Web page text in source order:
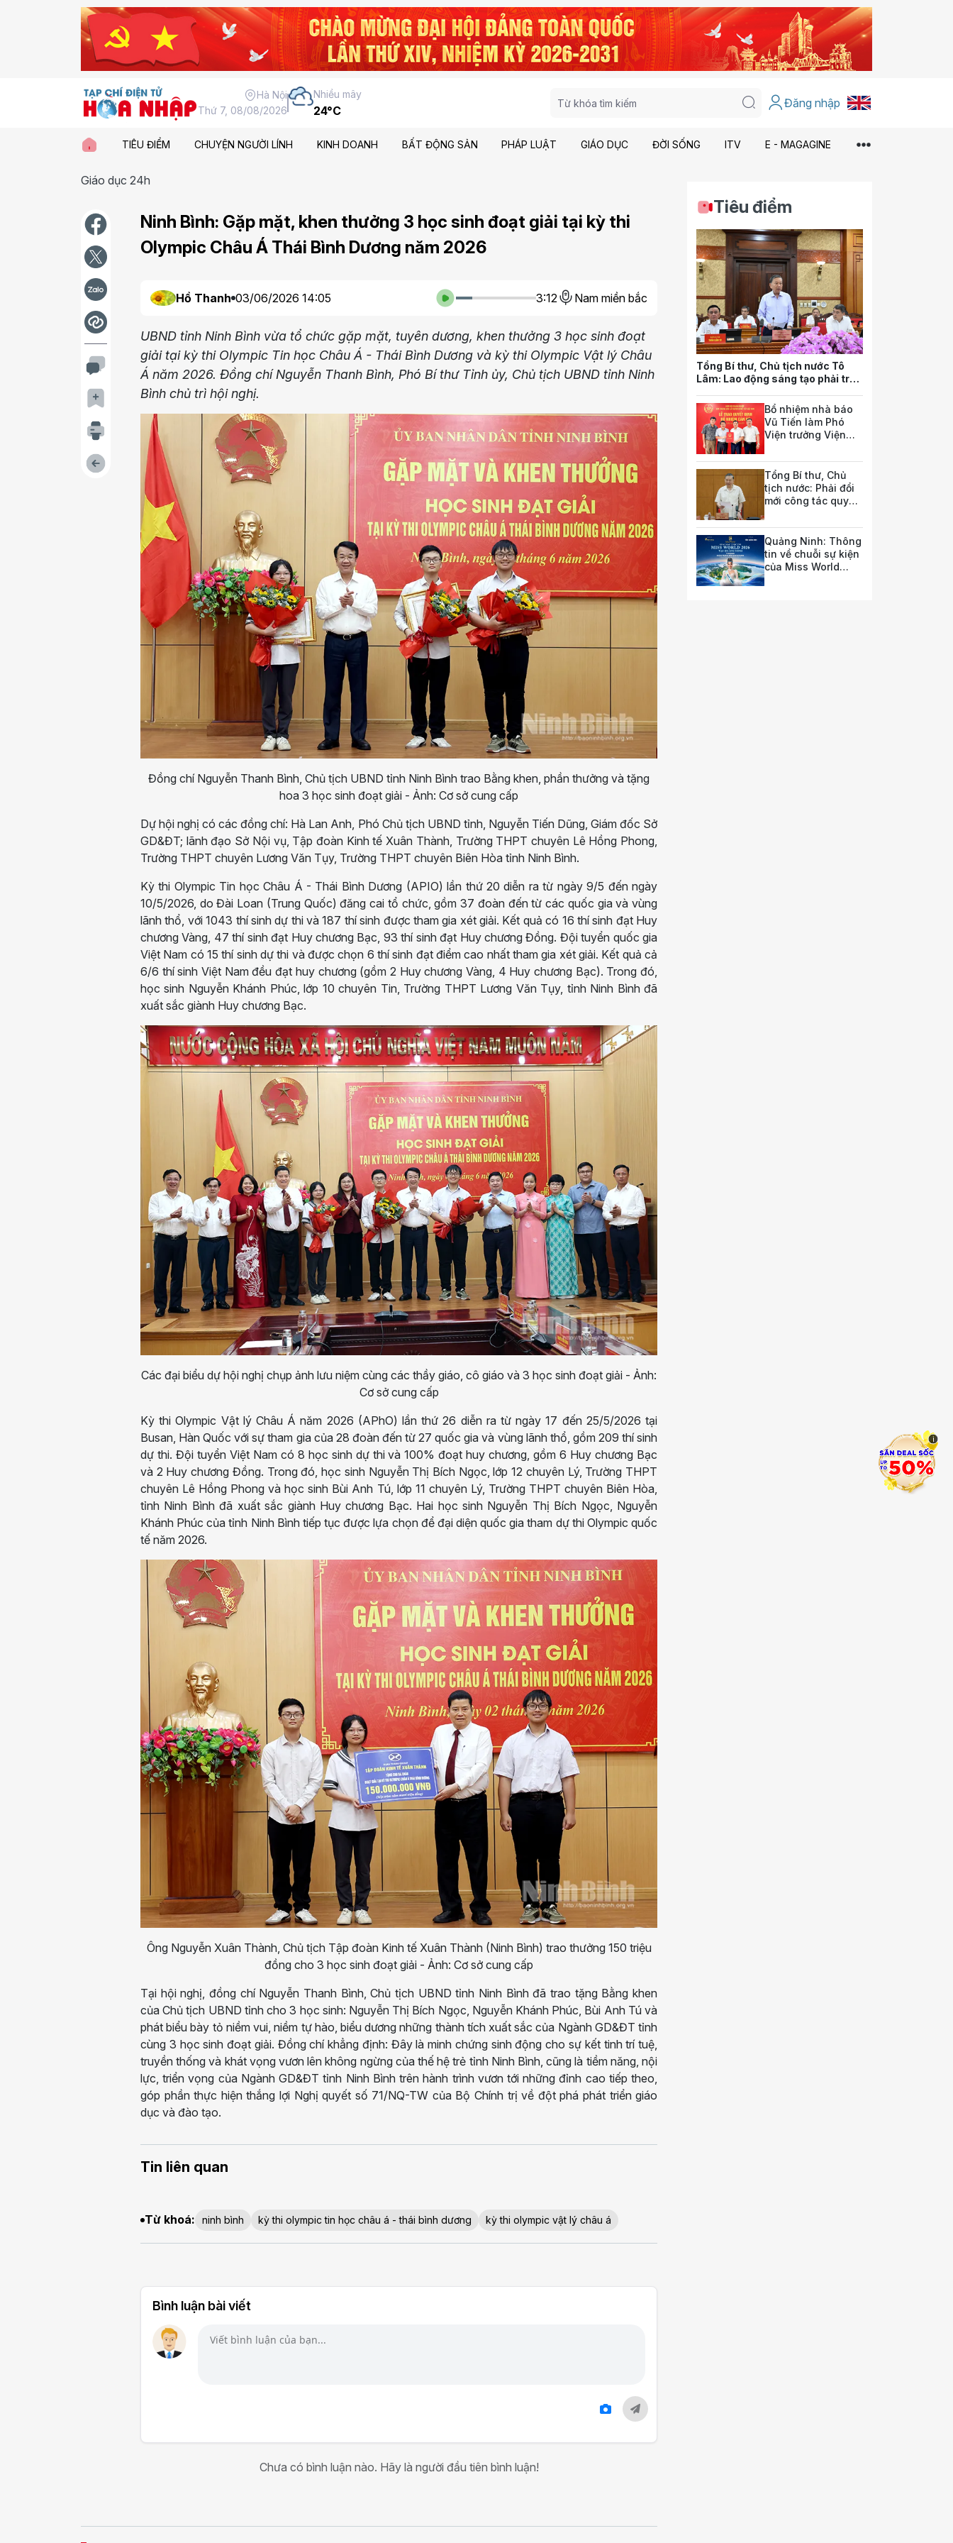
Hà Nội
Thứ 7, 08/08/2026
Nhiều mây
24°C
Đăng nhập
TIÊU ĐIỂM CHUYỆN NGƯỜI LÍNH KINH DOANH BẤT ĐỘNG SẢN PHÁP LUẬT GIÁO DỤC ĐỜI SỐNG ITV E - MAGAGINE
Giáo dục 24h
Ninh Bình: Gặp mặt, khen thưởng 3 học sinh đoạt giải tại kỳ thi
Olympic Châu Á Thái Bình Dương năm 2026
Hồ Thanh 03/06/2026 14:05 3:12 Nam miền bắc
UBND tỉnh Ninh Bình vừa tổ chức gặp mặt, tuyên dương, khen thưởng 3 học sinh đoạt
giải tại kỳ thi Olympic Tin học Châu Á - Thái Bình Dương và kỳ thi Olympic Vật lý Châu
Á năm 2026. Đồng chí Nguyễn Thanh Bình, Phó Bí thư Tỉnh ủy, Chủ tịch UBND tỉnh Ninh
Bình chủ trì hội nghị.
Đồng chí Nguyễn Thanh Bình, Chủ tịch UBND tỉnh Ninh Bình trao Bằng khen, phần thưởng và tặng
hoa 3 học sinh đoạt giải - Ảnh: Cơ sở cung cấp
Dự hội nghị có các đồng chí: Hà Lan Anh, Phó Chủ tịch UBND tỉnh, Nguyễn Tiến Dũng, Giám đốc Sở
GD&ĐT; lãnh đạo Sở Nội vụ, Tập đoàn Kinh tế Xuân Thành, Trường THPT chuyên Lê Hồng Phong,
Trường THPT chuyên Lương Văn Tụy, Trường THPT chuyên Biên Hòa tỉnh Ninh Bình.
Kỳ thi Olympic Tin học Châu Á - Thái Bình Dương (APIO) lần thứ 20 diễn ra từ ngày 9/5 đến ngày
10/5/2026, do Đài Loan (Trung Quốc) đăng cai tổ chức, gồm 37 đoàn đến từ các quốc gia và vùng
lãnh thổ, với 1043 thí sinh dự thi và 187 thí sinh được tham gia xét giải. Kết quả có 16 thí sinh đạt Huy
chương Vàng, 47 thí sinh đạt Huy chương Bạc, 93 thí sinh đạt Huy chương Đồng. Đội tuyển quốc gia
Việt Nam có 15 thí sinh dự thi và được chọn 6 thí sinh đạt điểm cao nhất tham gia xét giải. Kết quả cả
6/6 thí sinh Việt Nam đều đạt huy chương (gồm 2 Huy chương Vàng, 4 Huy chương Bạc). Trong đó,
học sinh Nguyễn Khánh Phúc, lớp 10 chuyên Tin, Trường THPT Lương Văn Tụy, tỉnh Ninh Bình đã
xuất sắc giành Huy chương Bạc.
Các đại biểu dự hội nghị chụp ảnh lưu niệm cùng các thầy giáo, cô giáo và 3 học sinh đoạt giải - Ảnh:
Cơ sở cung cấp
Kỳ thi Olympic Vật lý Châu Á năm 2026 (APhO) lần thứ 26 diễn ra từ ngày 17 đến 25/5/2026 tại
Busan, Hàn Quốc với sự tham gia của 28 đoàn đến từ 27 quốc gia và vùng lãnh thổ, gồm 209 thí sinh
dự thi. Đội tuyển Việt Nam có 8 học sinh dự thi và 100% đoạt huy chương, gồm 6 Huy chương Bạc
và 2 Huy chương Đồng. Trong đó, học sinh Nguyễn Thị Bích Ngọc, lớp 12 chuyên Lý, Trường THPT
chuyên Lê Hồng Phong và học sinh Bùi Anh Tú, lớp 11 chuyên Lý, Trường THPT chuyên Biên Hòa,
tỉnh Ninh Bình đã xuất sắc giành Huy chương Bạc. Hai học sinh Nguyễn Thị Bích Ngọc, Nguyễn
Khánh Phúc của tỉnh Ninh Bình tiếp tục được lựa chọn để đại diện quốc gia tham dự thi Olympic quốc
tế năm 2026.
Ông Nguyễn Xuân Thành, Chủ tịch Tập đoàn Kinh tế Xuân Thành (Ninh Bình) trao thưởng 150 triệu
đồng cho 3 học sinh đoạt giải - Ảnh: Cơ sở cung cấp
Tại hội nghị, đồng chí Nguyễn Thanh Bình, Chủ tịch UBND tỉnh Ninh Bình đã trao tặng Bằng khen
của Chủ tịch UBND tỉnh cho 3 học sinh: Nguyễn Thị Bích Ngọc, Nguyễn Khánh Phúc, Bùi Anh Tú và
phát biểu bày tỏ niềm vui, niềm tự hào, biểu dương những thành tích xuất sắc của Ngành GD&ĐT tỉnh
cùng 3 học sinh đoạt giải. Đồng chí khẳng định: Đây là minh chứng sinh động cho sự kết tinh trí tuệ,
truyền thống và khát vọng vươn lên không ngừng của thế hệ trẻ tỉnh Ninh Bình, cũng là tiềm năng, nội
lực, triển vọng của Ngành GD&ĐT tỉnh Ninh Bình trên hành trình vươn tới những đỉnh cao tiếp theo,
góp phần thực hiện thắng lợi Nghị quyết số 71/NQ-TW của Bộ Chính trị về đột phá phát triển giáo
dục và đào tạo.
Tin liên quan
Từ khoá: ninh bình kỳ thi olympic tin học châu á - thái bình dương kỳ thi olympic vật lý châu á
Bình luận bài viết
Chưa có bình luận nào. Hãy là người đầu tiên bình luận!
Tiêu điểm
Tổng Bí thư, Chủ tịch nước Tô
Lâm: Lao động sáng tạo phải trở
của quốc gia trong tương lai
Bổ nhiệm nhà báo
Vũ Tiến làm Phó
Viện trưởng Viện
luật và chính sách
doanh nghiệp
Tổng Bí thư, Chủ
tịch nước: Phải đổi
mới công tác quy
phát triển hạ tầng
Quảng Ninh: Thông
tin về chuỗi sự kiện
của Miss World
i